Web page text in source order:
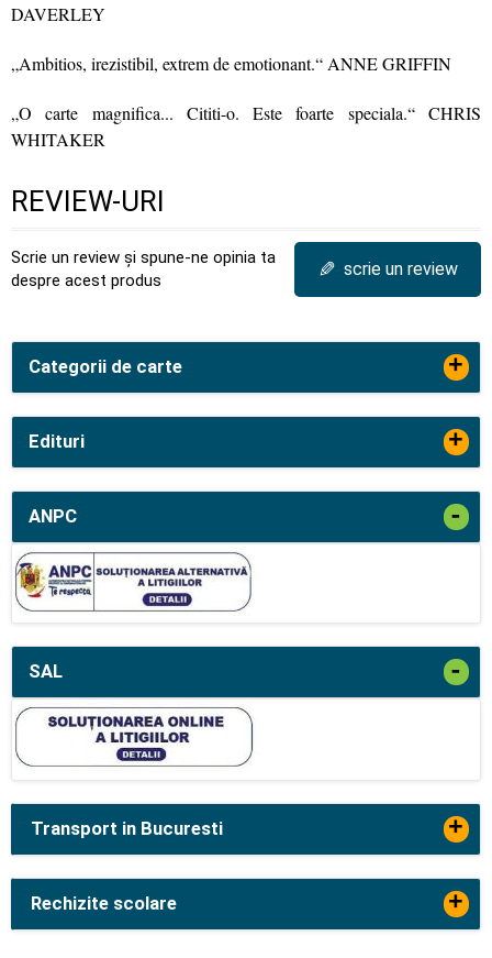
Categorii de carte +
Edituri +
ANPC -
SAL -
DAVERLEY
„Ambitios, irezistibil, extrem de emotionant.“ ANNE GRIFFIN
„O carte magnifica... Cititi-o. Este foarte speciala.“ CHRIS
WHITAKER
REVIEW-URI
Scrie un review și spune-ne opinia ta
despre acest produs
✎ scrie un review
Transport in Bucuresti +
Rechizite scolare +